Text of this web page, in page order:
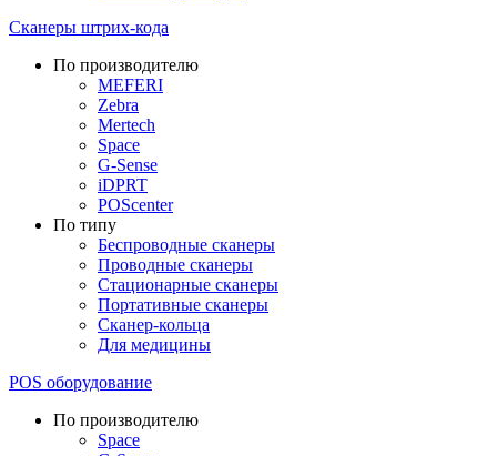
Сканеры штрих-кода
По производителю
MEFERI
Zebra
Mertech
Space
G-Sense
iDPRT
POScenter
По типу
Беспроводные сканеры
Проводные сканеры
Стационарные сканеры
Портативные сканеры
Сканер-кольца
Для медицины
POS оборудование
По производителю
Space